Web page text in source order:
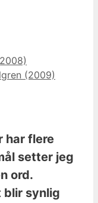
(2009)
har flere
setter jeg
ord.
blir synlig